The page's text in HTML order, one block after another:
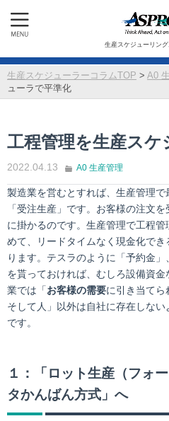
生産スケジューリン
生産スケジューラーコラムTOP > A0
ューラで平準化
工程管理を生産スケ
2022.04.13 A0 生産管理
製造業を営むとすれば、生産管理
「受注生産」です。お客様の注文
に掛かるのです。生産管理で工程
めて、リードタイムなく現金化で
ります。テスラのように「予約金
を貰っておければ、むしろ設備資
業では「お客様の需要に引き当てら
そして人」以外は自社に存在しな
です。
１：「ロット生産（フォ
タかんばん方式」へ